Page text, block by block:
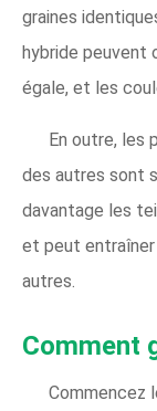
graines
hybride peuvent
égale, et les
En outre, les
des autres sont
davantage les
et peut entraîner
autres.
Comment
Commencez